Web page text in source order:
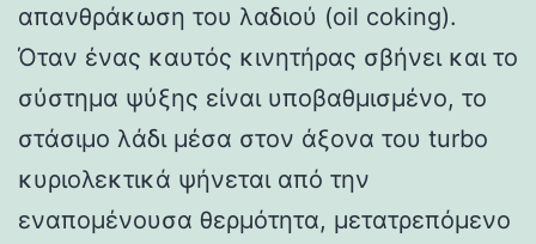
απανθράκωση του λαδιού (oil coking).
Όταν ένας καυτός κινητήρας σβήνει και το
σύστημα ψύξης είναι υποβαθμισμένο, το
στάσιμο λάδι μέσα στον άξονα του turbo
κυριολεκτικά ψήνεται από την
εναπομένουσα θερμότητα, μετατρεπόμενο